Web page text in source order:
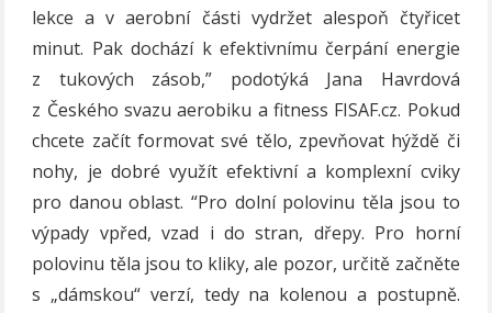
lekce a v aerobní části vydržet alespoň čtyřicet
minut. Pak dochází k efektivnímu čerpání energie
z tukových zásob,” podotýká Jana Havrdová
z Českého svazu aerobiku a fitness FISAF.cz. Pokud
chcete začít formovat své tělo, zpevňovat hýždě či
nohy, je dobré využít efektivní a komplexní cviky
pro danou oblast. “Pro dolní polovinu těla jsou to
výpady vpřed, vzad i do stran, dřepy. Pro horní
polovinu těla jsou to kliky, ale pozor, určitě začněte
s „dámskou“ verzí, tedy na kolenou a postupně.